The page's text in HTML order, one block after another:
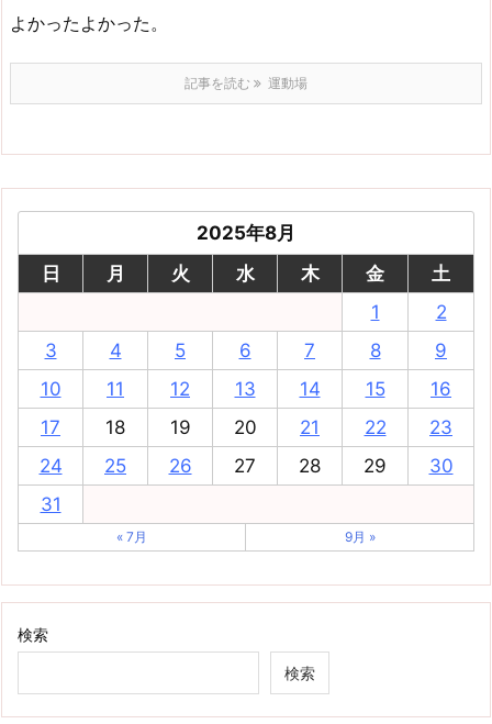
よかったよかった。
記事を読む 運動場
2025年8月
日
月 火 水 木 金
土
1
2
3
4 5 6 7 8
9
10
11 12 13 14 15
16
17
18 19 20 21 22
23
24
25 26 27 28 29
30
31
« 7月 9月 »
検索
検索